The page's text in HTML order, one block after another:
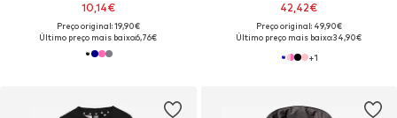
10,14€
Preço original: 19,90€
Último preço mais baixo:6,76€
42,42€
Preço original: 49,90€
Último preço mais baixo:34,90€
+1